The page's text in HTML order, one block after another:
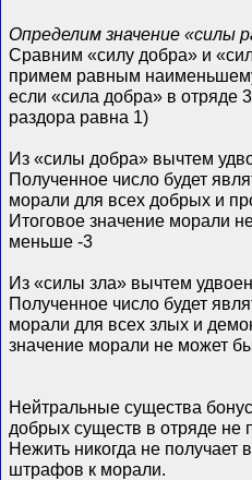
Определим значение «силы
Сравним «силу добра» и
примем равным
если «сила добра» в отряде
раздора равна 1)
Из «силы добра» вычтем
Полученное число будет
морали для всех добрых и
Итоговое значение морали
меньше -3
Из «силы зла» вычтем
Полученное число будет
морали для всех злых и
значение морали не может
Нейтральные существа
добрых существ в отряде не
Нежить никогда не получает
штрафов к морали.